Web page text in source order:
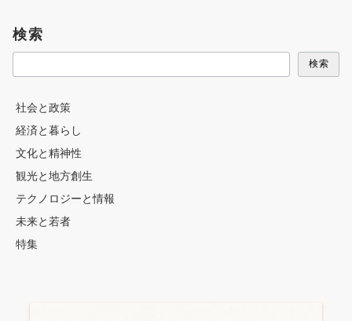
検索
検索
社会と政策
経済と暮らし
文化と精神性
観光と地方創生
テクノロジーと情報
未来と若者
特集